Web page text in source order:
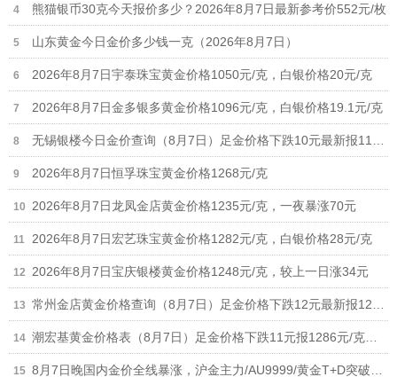
熊猫银币30克今天报价多少？2026年8月7日最新参考价552元/枚
山东黄金今日金价多少钱一克（2026年8月7日）
2026年8月7日宇泰珠宝黄金价格1050元/克，白银价格20元/克
2026年8月7日金多银多黄金价格1096元/克，白银价格19.1元/克
2026年8月7日恒孚珠宝黄金价格1268元/克
2026年8月7日龙凤金店黄金价格1235元/克，一夜暴涨70元
2026年8月7日宏艺珠宝黄金价格1282元/克，白银价格28元/克
2026年8月7日宝庆银楼黄金价格1248元/克，较上一日涨34元